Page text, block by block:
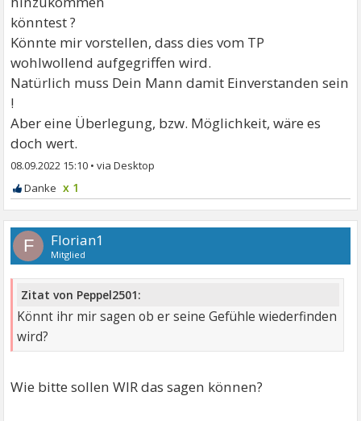
könntest ?
Könnte mir vorstellen, dass dies vom TP
wohlwollend aufgegriffen wird.
Natürlich muss Dein Mann damit Einverstanden sein
!
Aber eine Überlegung, bzw. Möglichkeit, wäre es
doch wert.
08.09.2022 15:10 •
x 1
F Florian1
Mitglied
Zitat von Peppel2501:
Könnt ihr mir sagen ob er seine Gefühle wiederfinden
wird?
Wie bitte sollen WIR das sagen können?